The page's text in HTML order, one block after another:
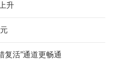
升
复活”通道更畅通